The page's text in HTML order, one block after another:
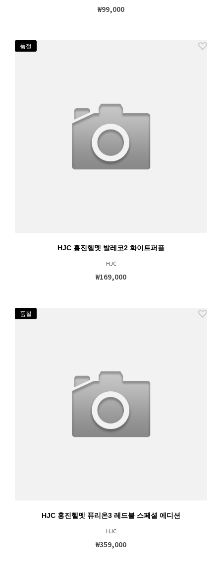
₩99,000
품절
HJC 홍진헬멧 발레코2 화이트퍼플
HJC
₩169,000
품절
HJC 홍진헬멧 퓨리온3 레드불 스페셜 에디션
HJC
₩359,000